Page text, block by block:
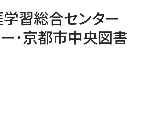
習総合センター
･京都市中央図書